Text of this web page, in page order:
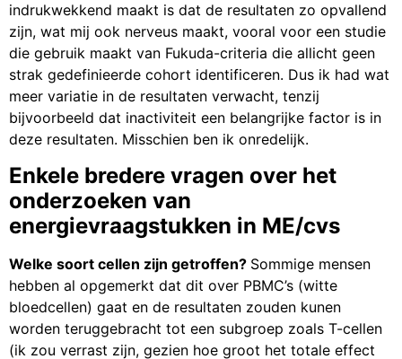
indrukwekkend maakt is dat de resultaten zo opvallend
zijn, wat mij ook nerveus maakt, vooral voor een studie
die gebruik maakt van Fukuda-criteria die allicht geen
strak gedefinieerde cohort identificeren. Dus ik had wat
meer variatie in de resultaten verwacht, tenzij
bijvoorbeeld dat inactiviteit een belangrijke factor is in
deze resultaten. Misschien ben ik onredelijk.
Enkele bredere vragen over het
onderzoeken van
energievraagstukken in ME/cvs
Welke soort cellen zijn getroffen? Sommige mensen
hebben al opgemerkt dat dit over PBMC’s (witte
bloedcellen) gaat en de resultaten zouden kunen
worden teruggebracht tot een subgroep zoals T-cellen
(ik zou verrast zijn, gezien hoe groot het totale effect